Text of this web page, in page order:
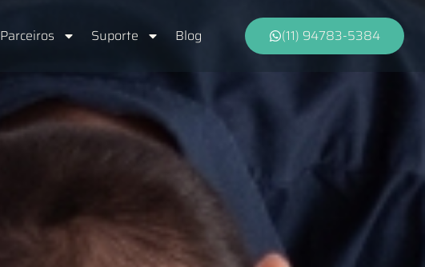
Parceiros Suporte Blog (11) 94783-5384